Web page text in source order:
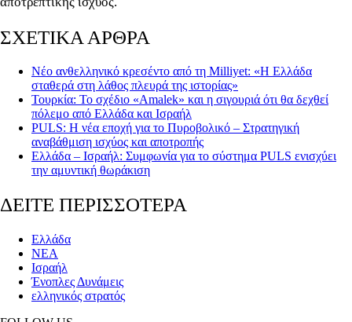
ΣΧΕΤΙΚΑ ΑΡΘΡΑ
Νέο ανθελληνικό κρεσέντο από τη Milliyet: «Η Ελλάδα
σταθερά στη λάθος πλευρά της ιστορίας»
Τουρκία: Το σχέδιο «Amalek» και η σιγουριά ότι θα δεχθεί
πόλεμο από Ελλάδα και Ισραήλ
PULS: Η νέα εποχή για το Πυροβολικό – Στρατηγική
αναβάθμιση ισχύος και αποτροπής
Ελλάδα – Ισραήλ: Συμφωνία για το σύστημα PULS ενισχύει
την αμυντική θωράκιση
ΔΕΙΤΕ ΠΕΡΙΣΣΟΤΕΡΑ
Ελλάδα
ΝΕΑ
Ισραήλ
Ένοπλες Δυνάμεις
ελληνικός στρατός